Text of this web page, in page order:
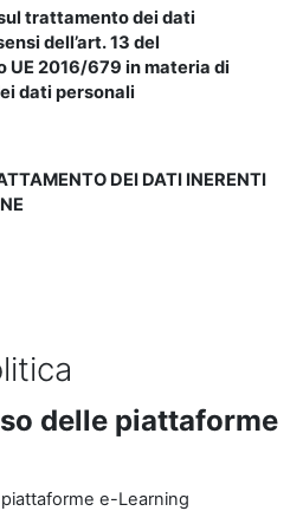
trattamento dei dati
dell’art. 13 del
UE 2016/679 in materia di
dati personali
DEI DATI INERENTI
delle piattaforme
e-Learning